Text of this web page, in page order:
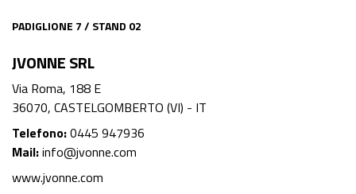
PADIGLIONE 7 / STAND 02
JVONNE SRL
Via Roma, 188 E
36070, CASTELGOMBERTO (VI) - IT
Telefono:0445 947936
Mail:info@jvonne.com
www.jvonne.com